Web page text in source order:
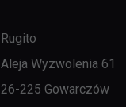
Rugito
Aleja Wyzwolenia 61
26-225 Gowarczów